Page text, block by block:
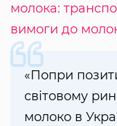
молока:
вимоги до
«Попри
світовому
молоко в